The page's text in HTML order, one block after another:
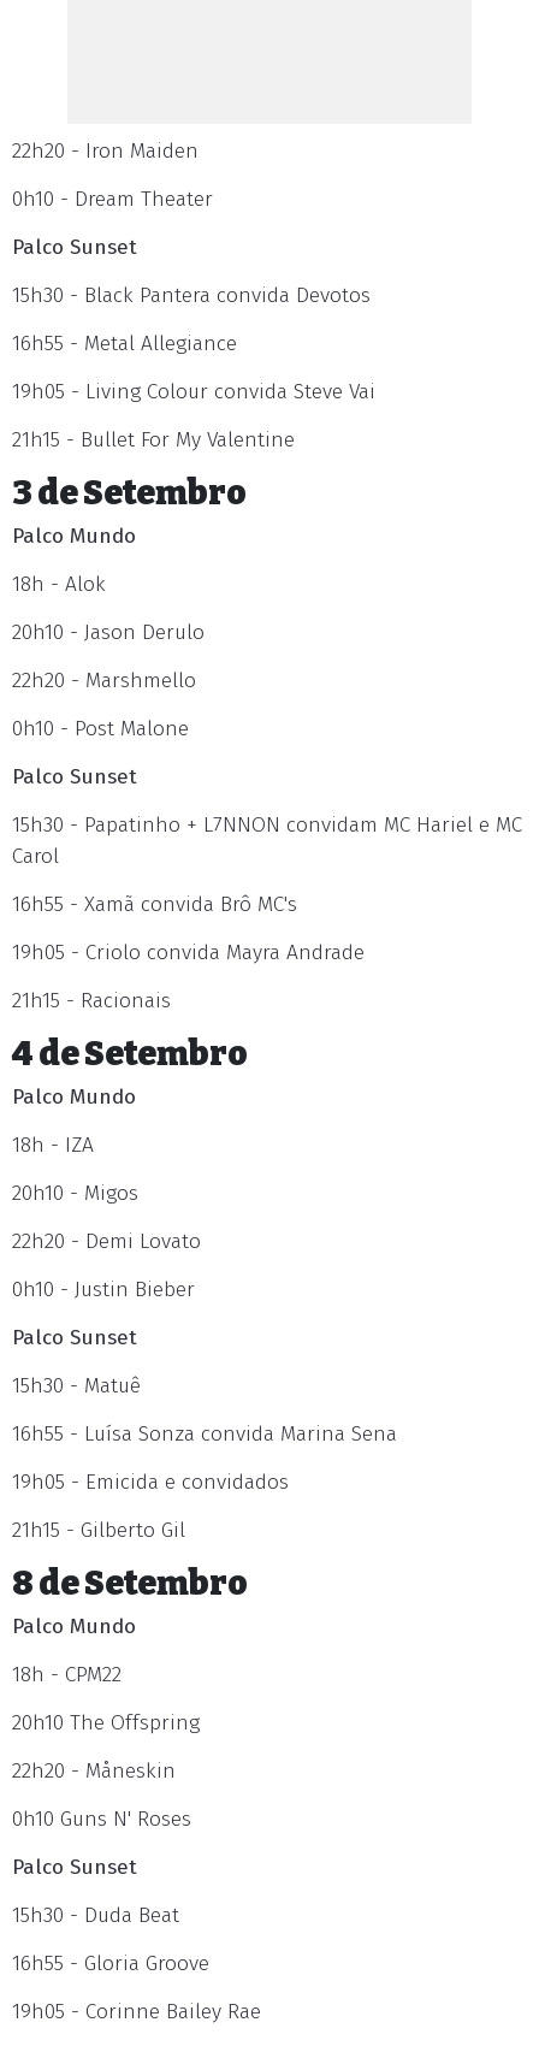
22h20 - Iron Maiden
0h10 - Dream Theater
Palco Sunset
15h30 - Black Pantera convida Devotos
16h55 - Metal Allegiance
19h05 - Living Colour convida Steve Vai
21h15 - Bullet For My Valentine
3 de Setembro
Palco Mundo
18h - Alok
20h10 - Jason Derulo
22h20 - Marshmello
0h10 - Post Malone
Palco Sunset
15h30 - Papatinho + L7NNON convidam MC Hariel e MC
Carol
16h55 - Xamã convida Brô MC's
19h05 - Criolo convida Mayra Andrade
21h15 - Racionais
4 de Setembro
Palco Mundo
18h - IZA
20h10 - Migos
22h20 - Demi Lovato
0h10 - Justin Bieber
Palco Sunset
15h30 - Matuê
16h55 - Luísa Sonza convida Marina Sena
19h05 - Emicida e convidados
21h15 - Gilberto Gil
8 de Setembro
Palco Mundo
18h - CPM22
20h10 The Offspring
22h20 - Måneskin
0h10 Guns N' Roses
Palco Sunset
15h30 - Duda Beat
16h55 - Gloria Groove
19h05 - Corinne Bailey Rae